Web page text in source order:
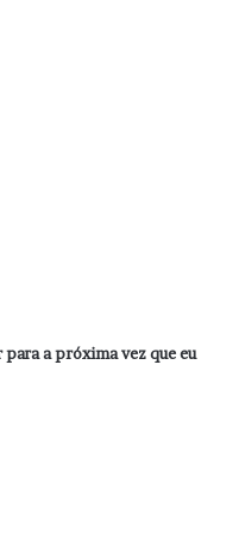
para a próxima vez que eu